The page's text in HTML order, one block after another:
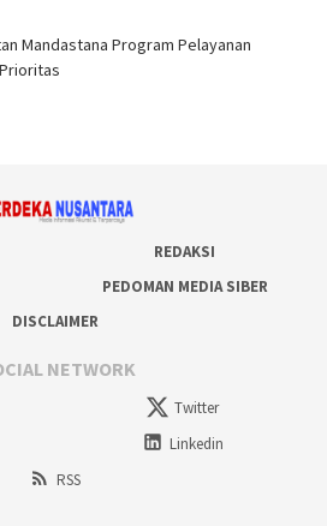
Mandastana Program Pelayanan
REDAKSI
PEDOMAN MEDIA SIBER
DISCLAIMER
NETWORK
Twitter
Linkedin
RSS